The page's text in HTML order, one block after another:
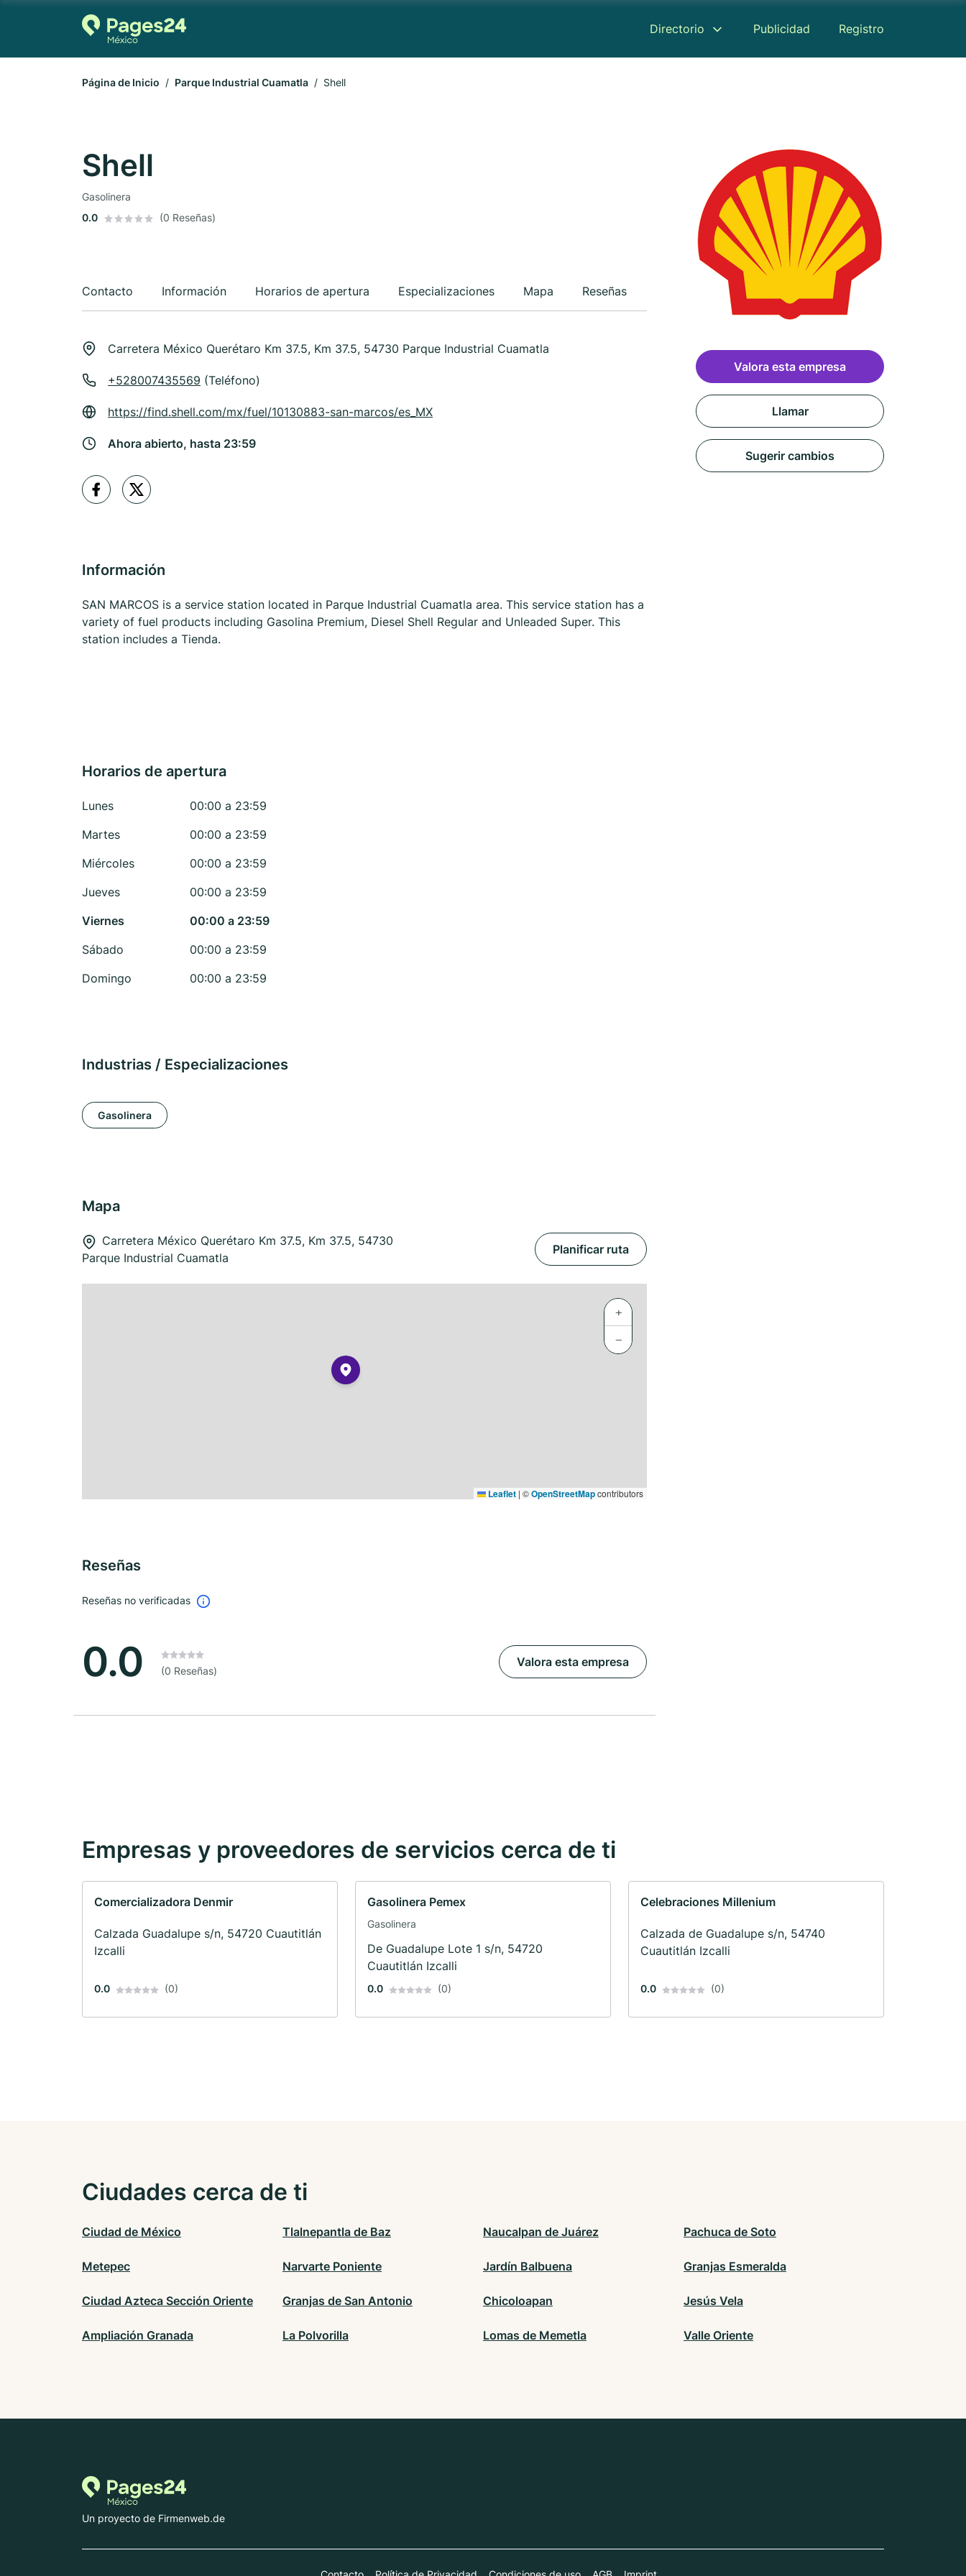
Directorio Publicidad Registro
Página de Inicio Parque Industrial Cuamatla Shell
Shell
Gasolinera
0.0
(0 Reseñas)
Contacto Información Horarios de apertura Especializaciones Mapa Reseñas
Carretera México Querétaro Km 37.5, Km 37.5, 54730 Parque Industrial Cuamatla
+528007435569 (Teléfono)
https://find.shell.com/mx/fuel/10130883-san-marcos/es_MX
Ahora abierto, hasta 23:59
Información
SAN MARCOS is a service station located in Parque Industrial Cuamatla area. This service station has a
variety of fuel products including Gasolina Premium, Diesel Shell Regular and Unleaded Super. This
station includes a Tienda.
Horarios de apertura
Lunes
00:00 a 23:59
Martes
00:00 a 23:59
Miércoles
00:00 a 23:59
Jueves
00:00 a 23:59
Viernes
00:00 a 23:59
Sábado
00:00 a 23:59
Domingo
00:00 a 23:59
Industrias / Especializaciones
Gasolinera
Mapa
Carretera México Querétaro Km 37.5, Km 37.5, 54730
Parque Industrial Cuamatla
Planificar ruta
+
−
Leaflet | ©OpenStreetMapcontributors
Reseñas
Reseñas no verificadas
0.0 (0 Reseñas)
Valora esta empresa
Valora esta empresa
Llamar
Sugerir cambios
Empresas y proveedores de servicios cerca de ti
Comercializadora Denmir
Calzada Guadalupe s/n, 54720 Cuautitlán
Izcalli
0.0 (0)
Gasolinera Pemex
Gasolinera
De Guadalupe Lote 1 s/n, 54720
Cuautitlán Izcalli
0.0 (0)
Celebraciones Millenium
Calzada de Guadalupe s/n, 54740
Cuautitlán Izcalli
0.0 (0)
Ciudades cerca de ti
Ciudad de México Tlalnepantla de Baz Naucalpan de Juárez Pachuca de Soto
Metepec Narvarte Poniente Jardín Balbuena Granjas Esmeralda
Ciudad Azteca Sección Oriente Granjas de San Antonio Chicoloapan Jesús Vela
Ampliación Granada La Polvorilla Lomas de Memetla Valle Oriente
Un proyecto de Firmenweb.de